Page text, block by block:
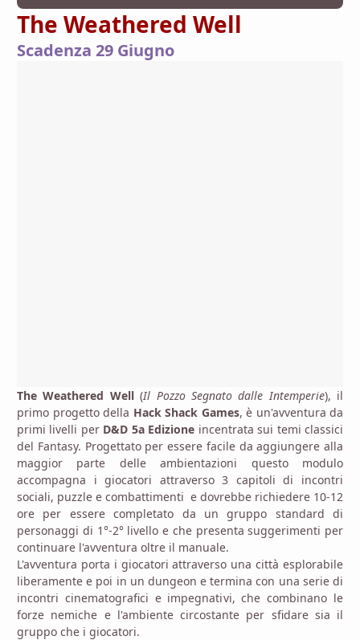
The Weathered Well
Scadenza 29 Giugno
The Weathered Well(Il Pozzo Segnato dalle Intemperie), il
primo progetto della Hack Shack Games, è un'avventura da
primi livelli per D&D 5a Edizione incentrata sui temi classici
del Fantasy. Progettato per essere facile da aggiungere alla
maggior parte delle ambientazioni questo modulo
accompagna i giocatori attraverso 3 capitoli di incontri
sociali, puzzle e combattimenti e dovrebbe richiedere 10-12
ore per essere completato da un gruppo standard di
personaggi di 1°-2° livello e che presenta suggerimenti per
continuare l'avventura oltre il manuale.
L'avventura porta i giocatori attraverso una città esplorabile
liberamente e poi in un dungeon e termina con una serie di
incontri cinematografici e impegnativi, che combinano le
forze nemiche e l'ambiente circostante per sfidare sia il
gruppo che i giocatori.